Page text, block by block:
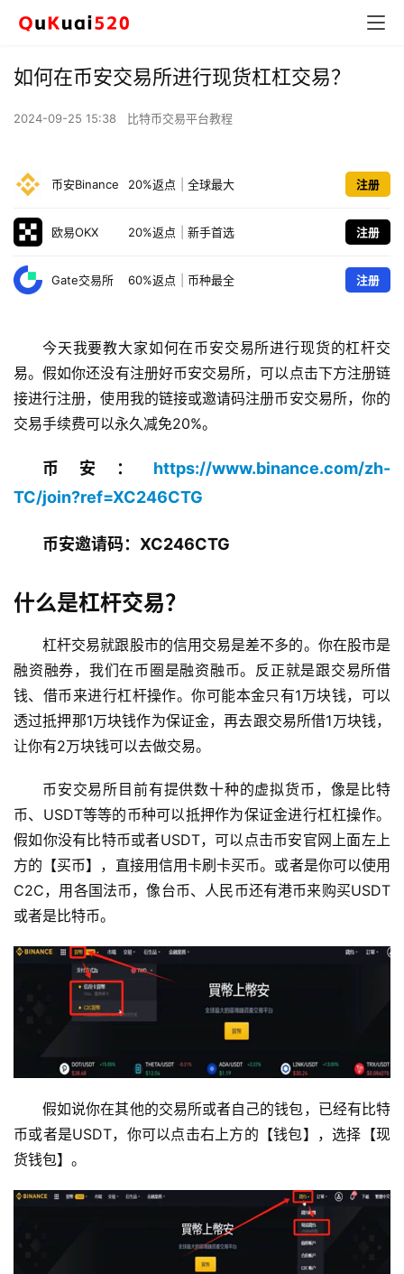
如何在币安交易所进行现货杠杠交易？
2024-09-25 15:38 比特币交易平台教程
币安Binance 20%返点 全球最大 注册
欧易OKX 20%返点 新手首选 注册
Gate交易所 60%返点 币种最全 注册
今天我要教大家如何在币安交易所进行现货的杠杆交
易。假如你还没有注册好币安交易所，可以点击下方注册链
接进行注册，使用我的链接或邀请码注册币安交易所，你的
交易手续费可以永久减免20%。
币安： https://www.binance.com/zh-
TC/join?ref=XC246CTG
币安邀请码：XC246CTG
什么是杠杆交易？
杠杆交易就跟股市的信用交易是差不多的。你在股市是
融资融券，我们在币圈是融资融币。反正就是跟交易所借
钱、借币来进行杠杆操作。你可能本金只有1万块钱，可以
透过抵押那1万块钱作为保证金，再去跟交易所借1万块钱，
让你有2万块钱可以去做交易。
币安交易所目前有提供数十种的虚拟货币，像是比特
币、USDT等等的币种可以抵押作为保证金进行杠杠操作。
假如你没有比特币或者USDT，可以点击币安官网上面左上
方的【买币】，直接用信用卡刷卡买币。或者是你可以使用
C2C，用各国法币，像台币、人民币还有港币来购买USDT
或者是比特币。
假如说你在其他的交易所或者自己的钱包，已经有比特
币或者是USDT，你可以点击右上方的【钱包】，选择【现
货钱包】。